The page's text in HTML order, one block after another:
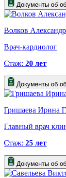
Документы об
Волков
Врач-кардиолог
Стаж: 20 лет
Документы об
Гришаева Ирина
Главный врач
Стаж: 25 лет
Документы об